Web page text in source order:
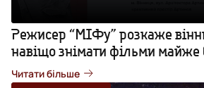
Режисер “МІФу” розкаже
навіщо знімати фільми
Читати більше